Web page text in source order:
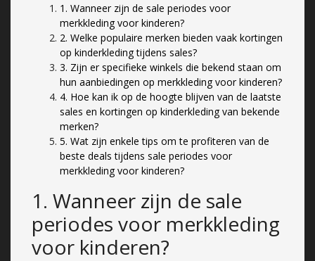
1. Wanneer zijn de sale periodes voor
merkkleding voor kinderen?
2. Welke populaire merken bieden vaak kortingen
op kinderkleding tijdens sales?
3. Zijn er specifieke winkels die bekend staan om
hun aanbiedingen op merkkleding voor kinderen?
4. Hoe kan ik op de hoogte blijven van de laatste
sales en kortingen op kinderkleding van bekende
merken?
5. Wat zijn enkele tips om te profiteren van de
beste deals tijdens sale periodes voor
merkkleding voor kinderen?
1. Wanneer zijn de sale
periodes voor merkkleding
voor kinderen?